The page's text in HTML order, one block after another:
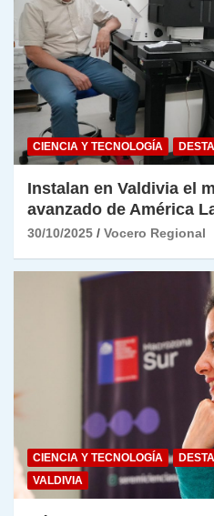
CIENCIA Y TECNOLOGÍA
Instalan en Valdivia el
avanzado de América
30/10/2025 Vocero Regional
CIENCIA Y TECNOLOGÍA
VALDIVIA